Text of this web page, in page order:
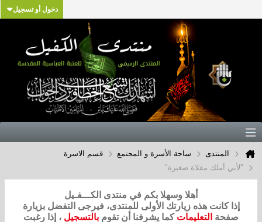
دخول أو تسجيل
المنتدى ساحة الأسرة و المجتمع
قسم الاسرة
"لأني أملك مقلاة صغيرة"
أهلا وسهلا بكم في منتدى الكـــفـيل
إذا كانت هذه زيارتك الأولى للمنتدى، فيرجى التفضل بزيارة
صفحة التعليمات كما يشرفنا أن تقوم بالتسجيل ، إذا رغبت